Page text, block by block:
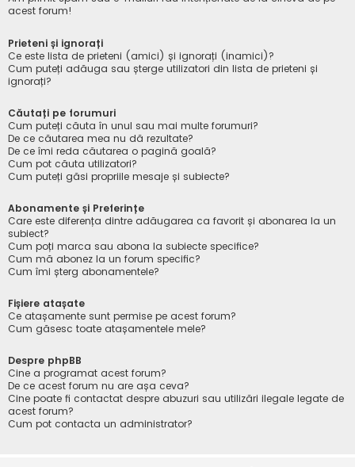
acest forum!
Prieteni și ignorați
Ce este lista de prieteni (amici) și ignorați (inamici)?
Cum puteți adăuga sau șterge utilizatori din lista de prieteni și
ignorați?
Căutați pe forumuri
Cum puteți căuta în unul sau mai multe forumuri?
De ce căutarea mea nu dă rezultate?
De ce îmi reda căutarea o pagină goală?
Cum pot căuta utilizatori?
Cum puteți găsi propriile mesaje și subiecte?
Abonamente și Preferințe
Care este diferența dintre adăugarea ca favorit și abonarea la un
subiect?
Cum poți marca sau abona la subiecte specifice?
Cum mă abonez la un forum specific?
Cum îmi șterg abonamentele?
Fișiere atașate
Ce atașamente sunt permise pe acest forum?
Cum găsesc toate atașamentele mele?
Despre phpBB
Cine a programat acest forum?
De ce acest forum nu are așa ceva?
Cine poate fi contactat despre abuzuri sau utilizări ilegale legate de
acest forum?
Cum pot contacta un administrator?